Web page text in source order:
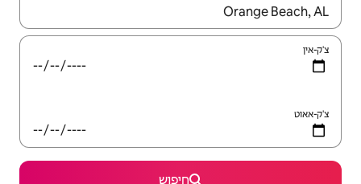
לנווט עם מקשי החיצים למעלה ולמטה או לעיין בעזרת תנועות מגע או החלקה.